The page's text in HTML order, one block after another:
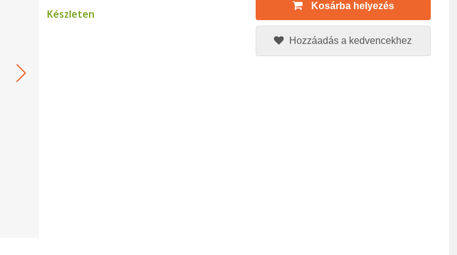
Készleten
Kosárba helyezés
Hozzáadás a kedvencekhez